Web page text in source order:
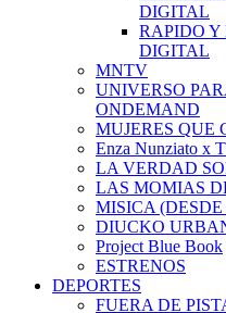
DIGITAL
RAPIDO Y
DIGITAL
MNTV
UNIVERSO
ONDEMAND
MUJERES QUE
Enza Nunziato x
LA VERDAD
LAS MOMIAS
MISICA
DIUCKO
Project Blue Book
ESTRENOS
DEPORTES
FUERA DE